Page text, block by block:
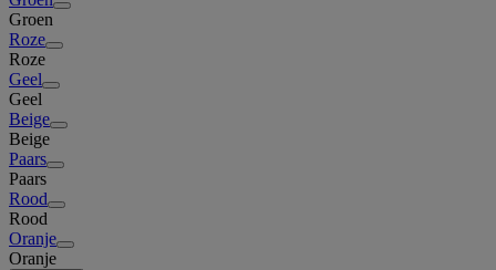
Groen
Roze
Roze
Geel
Geel
Beige
Beige
Paars
Paars
Rood
Rood
Oranje
Oranje